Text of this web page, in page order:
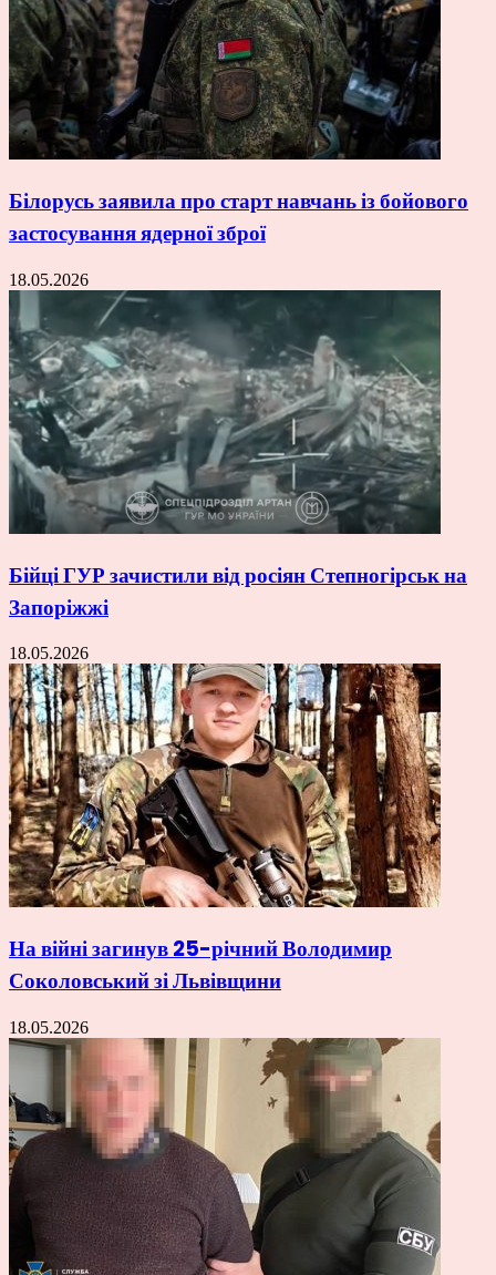
Білорусь заявила про старт навчань із бойового
застосування ядерної зброї
18.05.2026
Бійці ГУР зачистили від росіян Степногірськ на
Запоріжжі
18.05.2026
На війні загинув 25-річний Володимир
Соколовський зі Львівщини
18.05.2026